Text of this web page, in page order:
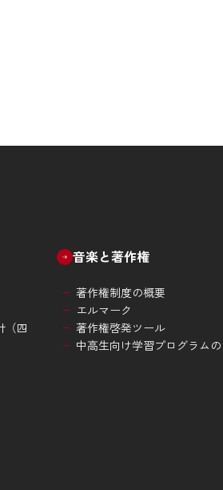
（四
音楽と著作権
著作権制度の概要
エルマーク
著作権啓発ツール
中高生向け学習プログラム